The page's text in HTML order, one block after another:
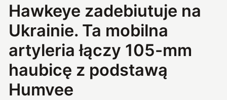
Hawkeye zadebiutuje na
Ukrainie. Ta mobilna
artyleria łączy 105-mm
haubicę z podstawą
Humvee